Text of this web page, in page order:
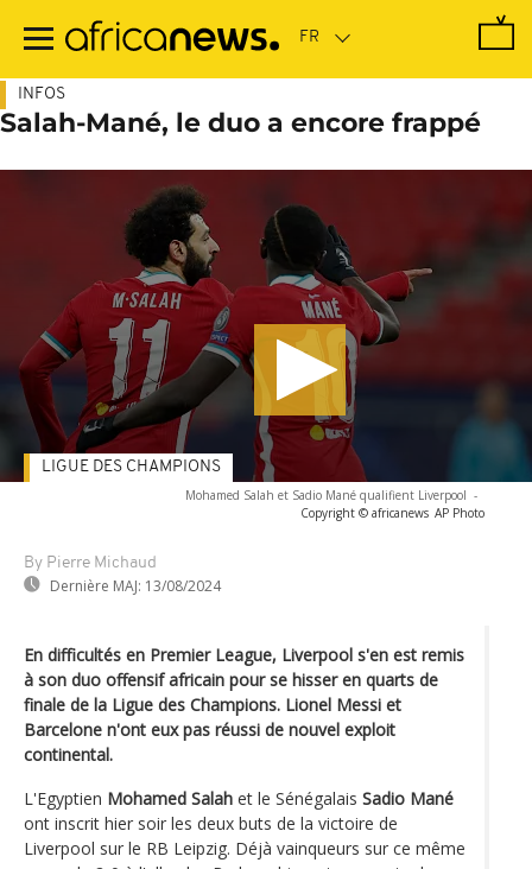
contenu
INFOS
Salah-Mané, le duo a encore frappé
Mohamed Salah et Sadio Mané qualifient Liverpool -
Copyright © africanews AP Photo
By Pierre Michaud
Dernière MAJ: 13/08/2024
LIGUE DES CHAMPIONS
En difficultés en Premier League, Liverpool s'en est remis
à son duo offensif africain pour se hisser en quarts de
finale de la Ligue des Champions. Lionel Messi et
Barcelone n'ont eux pas réussi de nouvel exploit
continental.
L'Egyptien Mohamed Salah et le Sénégalais Sadio Mané
ont inscrit hier soir les deux buts de la victoire de
Liverpool sur le RB Leipzig. Déjà vainqueurs sur ce même